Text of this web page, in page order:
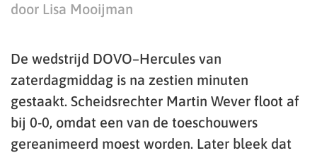
door Lisa Mooijman
De wedstrijd DOVO–Hercules van
zaterdagmiddag is na zestien minuten
gestaakt. Scheidsrechter Martin Wever floot af
bij 0-0, omdat een van de toeschouwers
gereanimeerd moest worden. Later bleek dat